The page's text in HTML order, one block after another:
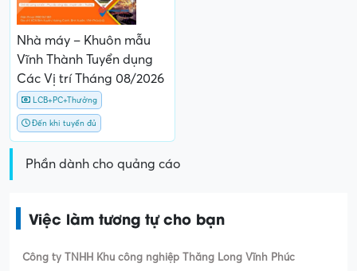
Nhà máy – Khuôn mẫu
Vĩnh Thành Tuyển dụng
Các Vị trí Tháng 08/2026
LCB+PC+Thưởng
Đến khi tuyển đủ
Phần dành cho quảng cáo
Việc làm tương tự cho bạn
Công ty TNHH Khu công nghiệp Thăng Long Vĩnh Phúc